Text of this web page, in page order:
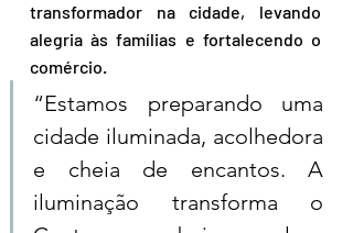
transformador na cidade, levando
alegria às famílias e fortalecendo o
comércio.
“Estamos preparando uma
cidade iluminada, acolhedora
e cheia de encantos. A
iluminação transforma o